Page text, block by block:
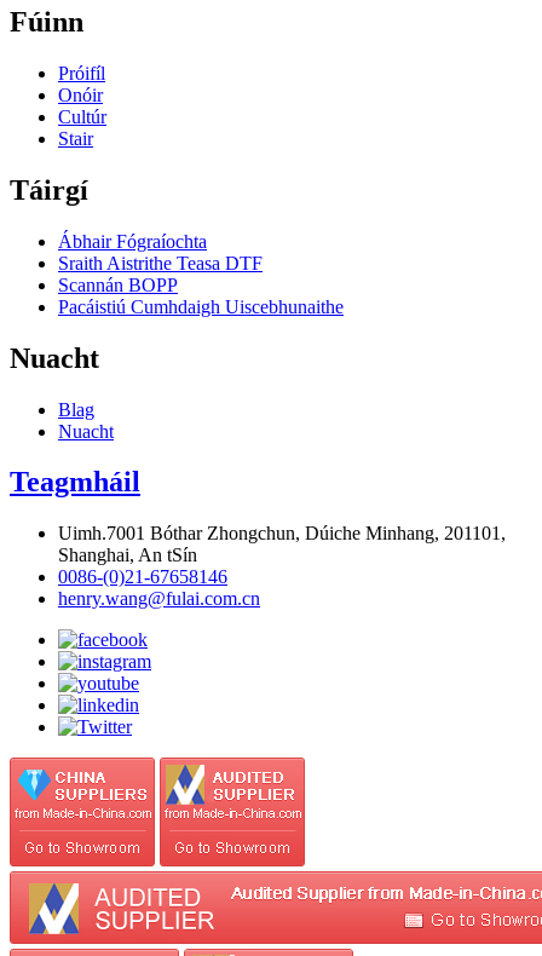
Fúinn
Próifíl
Onóir
Cultúr
Stair
Táirgí
Ábhair Fógraíochta
Sraith Aistrithe Teasa DTF
Scannán BOPP
Pacáistiú Cumhdaigh Uiscebhunaithe
Nuacht
Blag
Nuacht
Teagmháil
Uimh.7001 Bóthar Zhongchun, Dúiche Minhang, 201101,
Shanghai, An tSín
0086-(0)21-67658146
henry.wang@fulai.com.cn